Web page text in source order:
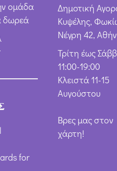
ομάδα
δωρεά
for
Δημοτική
Κυψέλης,
Νέγρη 42,
Τρίτη έως
11:00-19:00
Κλειστά 11-15
Αυγούστου
Βρες μας στον
χάρτη!